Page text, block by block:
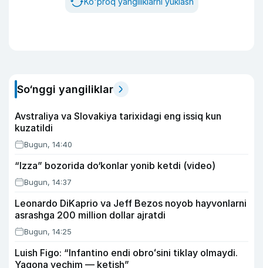
So‘nggi yangiliklar
Avstraliya va Slovakiya tarixidagi eng issiq kun
kuzatildi
Bugun, 14:40
“Izza” bozorida do‘konlar yonib ketdi (video)
Bugun, 14:37
Leonardo DiKaprio va Jeff Bezos noyob hayvonlarni
asrashga 200 million dollar ajratdi
Bugun, 14:25
Luish Figo: “Infantino endi obroʻsini tiklay olmaydi.
Yagona yechim — ketish”